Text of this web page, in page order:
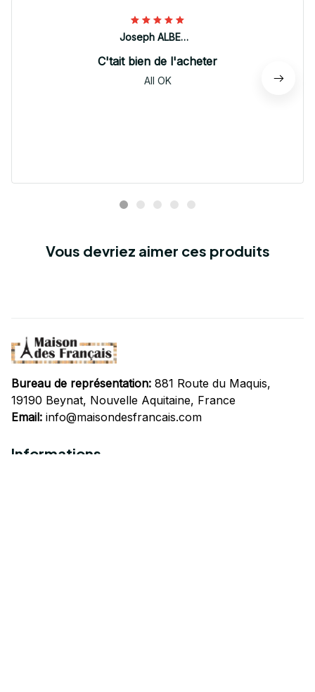
Joseph ALBERTINI
C'tait bien de l'acheter
All OK
Vous devriez aimer ces produits
Bureau de représentation: 881 Route du Maquis,
19190 Beynat, Nouvelle Aquitaine, France
Email: info@maisondesfrancais.com
Informations